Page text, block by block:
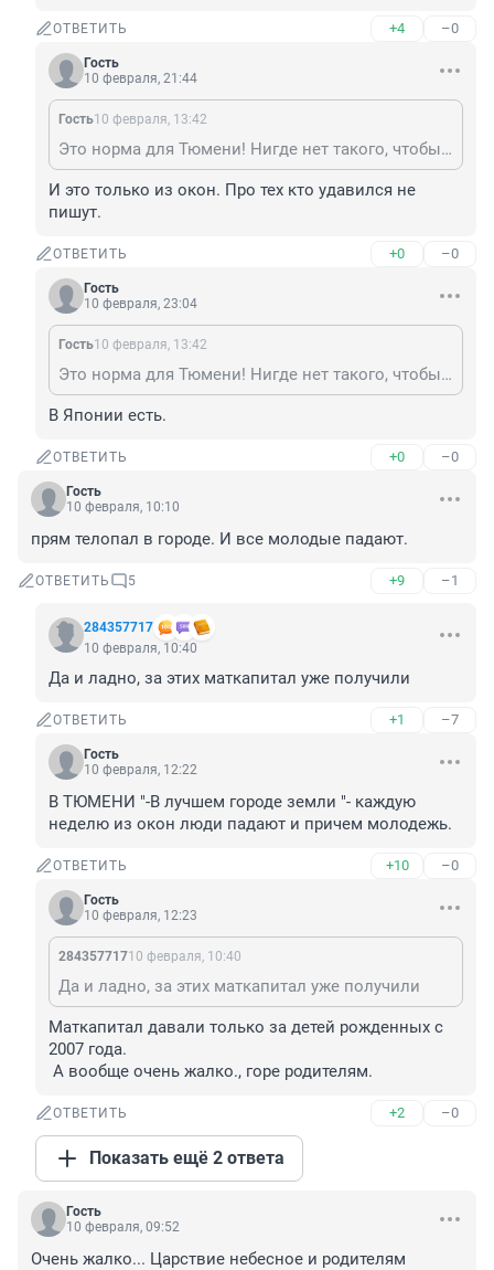
ОТВЕТИТЬ +4 –0
Гость
10 февраля, 21:44
Гость10 февраля, 13:42
Это норма для Тюмени! Нигде нет такого, чтобы каждую неделю
И это только из окон. Про тех кто удавился не
пишут.
ОТВЕТИТЬ +0 –0
Гость
10 февраля, 23:04
Гость10 февраля, 13:42
Это норма для Тюмени! Нигде нет такого, чтобы каждую неделю
В Японии есть.
ОТВЕТИТЬ +0 –0
Гость
10 февраля, 10:10
прям телопал в городе. И все молодые падают.
ОТВЕТИТЬ 5 +9 –1
284357717
10 февраля, 10:40
Да и ладно, за этих маткапитал уже получили
ОТВЕТИТЬ +1 –7
Гость
10 февраля, 12:22
В ТЮМЕНИ "-В лучшем городе земли "- каждую
неделю из окон люди падают и причем молодежь.
ОТВЕТИТЬ +10 –0
Гость
10 февраля, 12:23
28435771710 февраля, 10:40
Да и ладно, за этих маткапитал уже получили
Маткапитал давали только за детей рожденных с
2007 года.
А вообще очень жалко., горе родителям.
ОТВЕТИТЬ +2 –0
Показать ещё 2 ответа
Гость
10 февраля, 09:52
Очень жалко... Царствие небесное и родителям